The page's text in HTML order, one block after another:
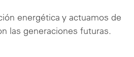
energética y actuamos de
las generaciones futuras.